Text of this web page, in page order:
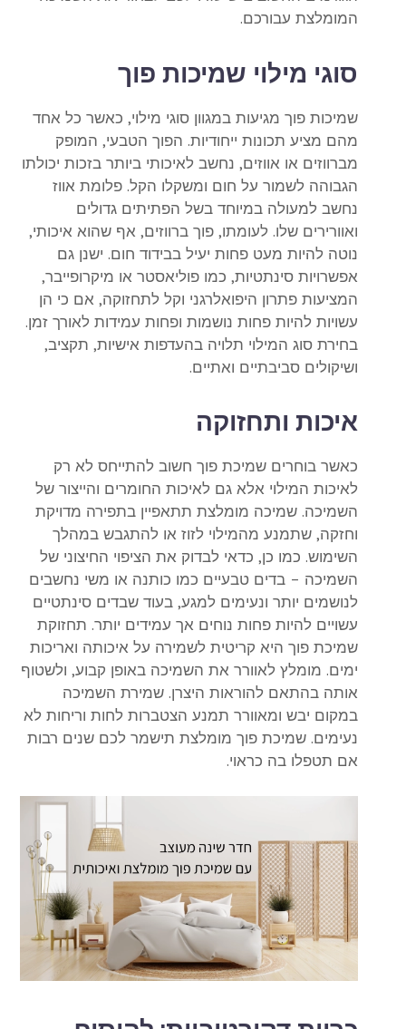
המומלצת עבורכם.
סוגי מילוי שמיכות פוך
שמיכות פוך מגיעות במגוון סוגי מילוי, כאשר כל אחד
מהם מציע תכונות ייחודיות. הפוך הטבעי, המופק
מברווזים או אווזים, נחשב לאיכותי ביותר בזכות יכולתו
הגבוהה לשמור על חום ומשקלו הקל.פלומת אווז
נחשב למעולה במיוחד בשל הפתיתים גדולים
ואוורירים שלו. לעומתו, פוך ברווזים, אף שהוא איכותי,
נוטה להיות מעט פחות יעיל בבידוד חום. ישנן גם
אפשרויות סינתטיות, כמו פוליאסטר או מיקרופייבר,
המציעות פתרון היפואלרגני וקל לתחזוקה, אם כי הן
עשויות להיות פחות נושמות ופחות עמידות לאורך זמן.
בחירת סוג המילוי תלויה בהעדפות אישיות, תקציב,
ושיקולים סביבתיים ואתיים.
איכות ותחזוקה
כאשר בוחרים שמיכת פוך חשוב להתייחס לא רק
לאיכות המילוי אלא גם לאיכות החומרים והייצור של
השמיכה. שמיכה מומלצת תתאפיין בתפירה מדויקת
וחזקה, שתמנע מהמילוי לזוז או להתגבש במהלך
השימוש. כמו כן, כדאי לבדוק את הציפוי החיצוני של
השמיכה – בדים טבעיים כמו כותנה או משי נחשבים
לנושמים יותר ונעימים למגע, בעוד שבדים סינתטיים
עשויים להיות פחות נוחים אך עמידים יותר. תחזוקת
שמיכת פוך היא קריטית לשמירה על איכותה ואריכות
ימים. מומלץ לאוורר את השמיכה באופן קבוע, ולשטוף
אותה בהתאם להוראות היצרן. שמירת השמיכה
במקום יבש ומאוורר תמנע הצטברות לחות וריחות לא
נעימים.שמיכת פוך מומלצת תישמר לכם שנים רבות
אם תטפלו בה כראוי.